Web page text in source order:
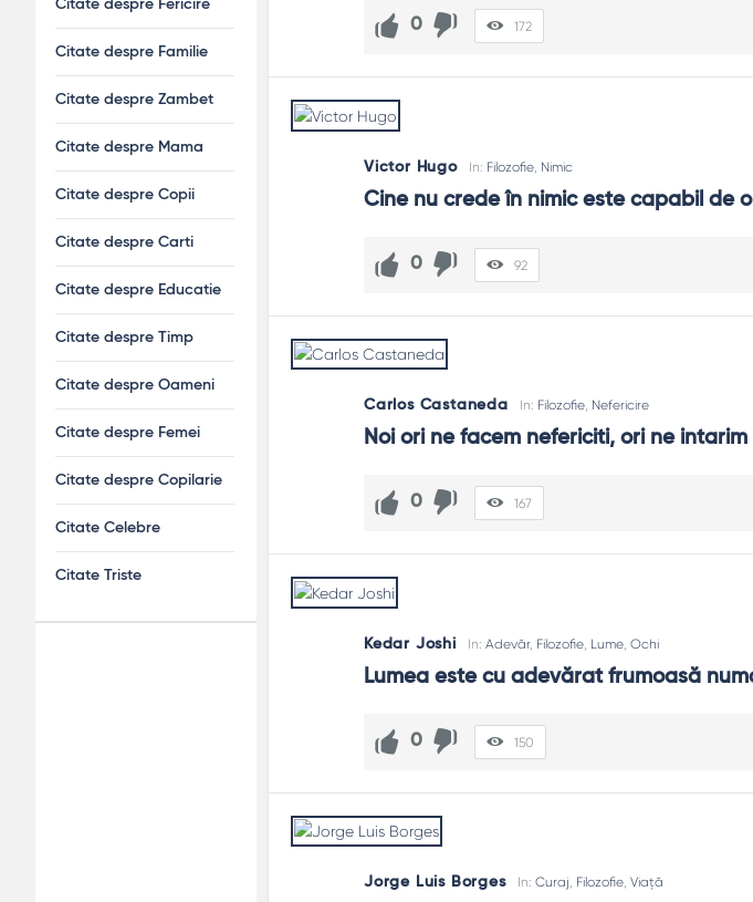
Prin criterii: coerență, dovezi, consecințe umane. Nu toate opiniile au aceeași greutate;
Ce rol au citatele?
Sunt ancore de memorie. Îți amintesc, în momente tensionate, să întrebi mai bine și să alegi
0 172
Victor Hugo In: Filozofie, Nimic
Cine nu crede în nimic este capabil de
0 92
Carlos Castaneda In: Filozofie, Nefericire
Noi ori ne facem nefericiti, ori ne
0 167
Kedar Joshi In: Adevăr, Filozofie, Lume, Ochi
Lumea este cu adevărat frumoasă
0 150
Jorge Luis Borges In: Curaj, Filozofie, Viață
Citate despre Fericire
Citate despre Familie
Citate despre Zambet
Citate despre Mama
Citate despre Copii
Citate despre Carti
Citate despre Educatie
Citate despre Timp
Citate despre Oameni
Citate despre Femei
Citate despre Copilarie
Citate Celebre
Citate Triste